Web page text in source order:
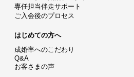
専任担当伴走サポート
ご入会後のプロセス
はじめての方へ
成婚率へのこだわり
Q&A
お客さまの声